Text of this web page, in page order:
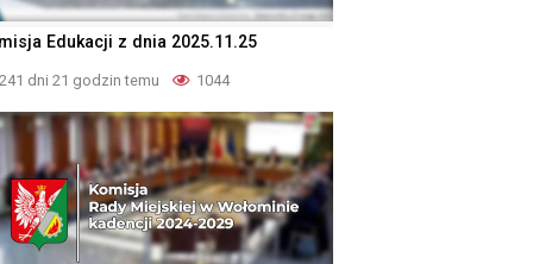
Edukacji z dnia 2025.11.25
241 dni 21 godzin temu 1044